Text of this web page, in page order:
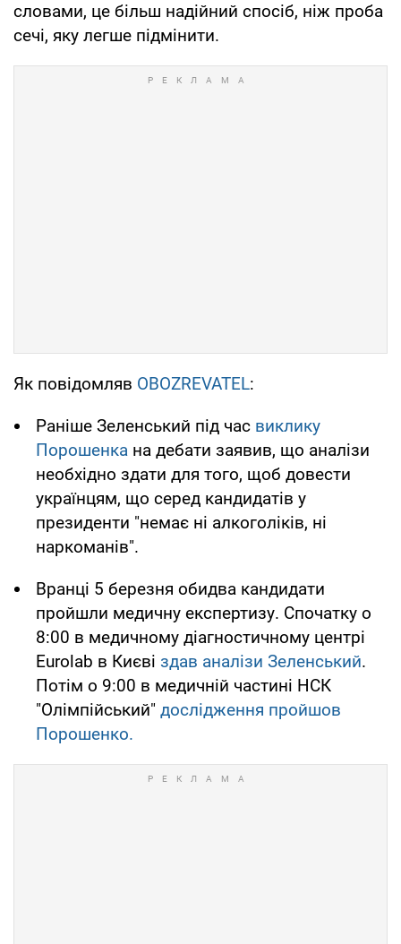
словами, це більш надійний спосіб, ніж проба
сечі, яку легше підмінити.
Як повідомляв OBOZREVATEL:
Раніше Зеленський під час виклику
Порошенка на дебати заявив, що аналізи
необхідно здати для того, щоб довести
українцям, що серед кандидатів у
президенти "немає ні алкоголіків, ні
наркоманів".
Вранці 5 березня обидва кандидати
пройшли медичну експертизу. Спочатку о
8:00 в медичному діагностичному центрі
Eurolab в Києві здав аналізи Зеленський.
Потім о 9:00 в медичній частині НСК
"Олімпійський" дослідження пройшов
Порошенко.